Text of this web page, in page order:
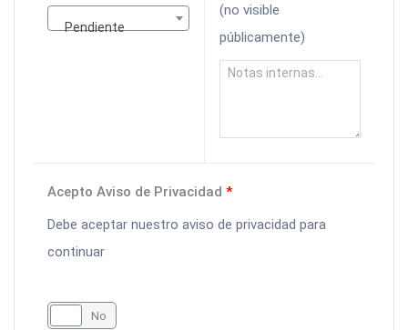
Pendiente
(no visible
públicamente)
Acepto Aviso de Privacidad *
Debe aceptar nuestro aviso de privacidad para
continuar
No